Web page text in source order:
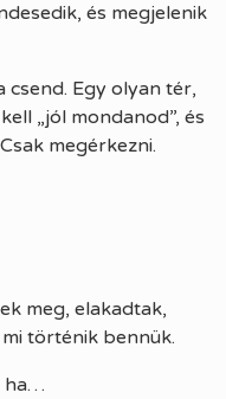
és megjelenik
csend. Egy olyan tér,
„jól mondanod”, és
megérkezni.
meg, elakadtak,
történik bennük.
ha…